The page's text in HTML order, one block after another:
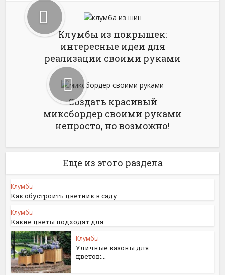
Клумбы из покрышек:
интересные идеи для
реализации своими руками
Создать красивый
миксбордер своими руками
непросто, но возможно!
Еще из этого раздела
Клумбы
Как обустроить цветник в саду...
Клумбы
Какие цветы подходят для...
Клумбы
Уличные вазоны для
цветов:...